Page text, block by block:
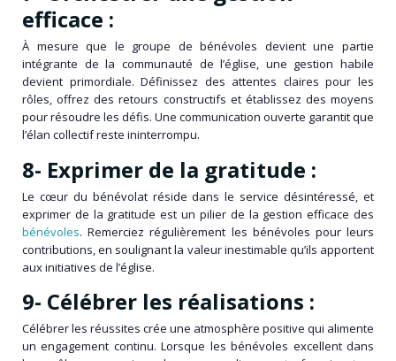
efficace :
À mesure que le groupe de bénévoles devient une partie
intégrante de la communauté de l’église, une gestion habile
devient primordiale. Définissez des attentes claires pour les
rôles, offrez des retours constructifs et établissez des moyens
pour résoudre les défis. Une communication ouverte garantit que
l’élan collectif reste ininterrompu.
8- Exprimer de la gratitude :
Le cœur du bénévolat réside dans le service désintéressé, et
exprimer de la gratitude est un pilier de la gestion efficace des
bénévoles. Remerciez régulièrement les bénévoles pour leurs
contributions, en soulignant la valeur inestimable qu’ils apportent
aux initiatives de l’église.
9- Célébrer les réalisations :
Célébrer les réussites crée une atmosphère positive qui alimente
un engagement continu. Lorsque les bénévoles excellent dans